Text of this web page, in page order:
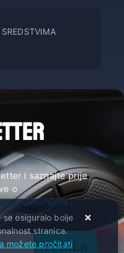
i saznajte prije
o
sniženjima i
ponudi.
POŠALJI
osiguralo bolje
stranica.
možete pročitati